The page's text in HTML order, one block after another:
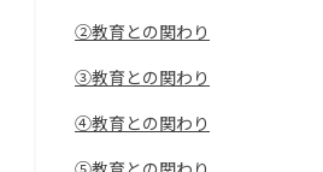
②教育との関わり
③教育との関わり
④教育との関わり